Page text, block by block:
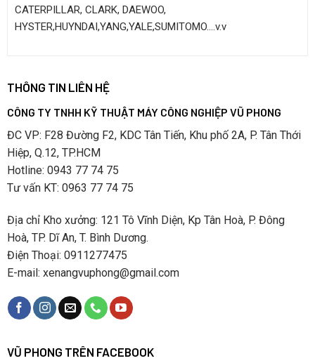
CATERPILLAR, CLARK, DAEWOO,
HYSTER,HUYNDAI,YANG,YALE,SUMITOMO….v.v
THÔNG TIN LIÊN HỆ
CÔNG TY TNHH KỸ THUẬT MÁY CÔNG NGHIỆP VŨ PHONG
ĐC VP: F28 Đường F2, KDC Tân Tiến, Khu phố 2A, P. Tân Thới
Hiệp, Q.12, TP.HCM
Hotline: 0943 77 74 75
Tư vấn KT: 0963 77 74 75
Địa chỉ Kho xưởng: 121 Tô Vĩnh Diện, Kp Tân Hoà, P. Đông
Hoà, TP. Dĩ An, T. Bình Dương.
Điện Thoại: 0911277475
E-mail: xenangvuphong@gmail.com
VŨ PHONG TRÊN FACEBOOK